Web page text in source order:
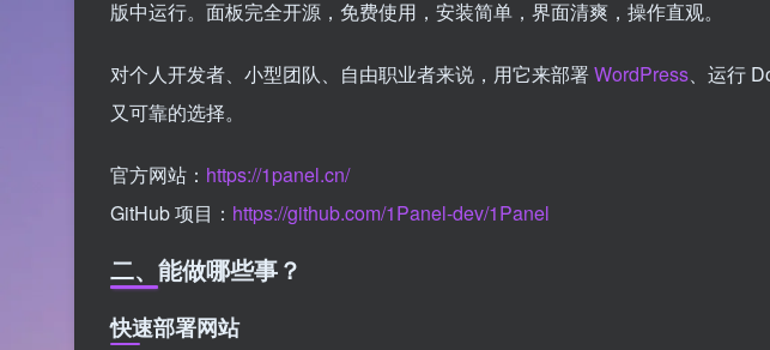
版中运行。面板完全开源，免费使用，安装简单，界面清爽，操作直观。
对个人开发者、小型团队、自由职业者来说，用它来部署WordPress、运行
又可靠的选择。
官方网站： https://1panel.cn/
GitHub 项目： https://github.com/1Panel-dev/1Panel
二、能做哪些事？
快速部署网站